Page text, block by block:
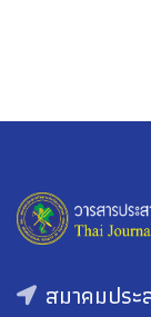
สมาคมประ